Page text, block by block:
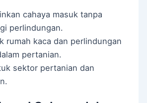
cahaya masuk tanpa
perlindungan.
rumah kaca dan perlindungan
pertanian.
sektor pertanian dan